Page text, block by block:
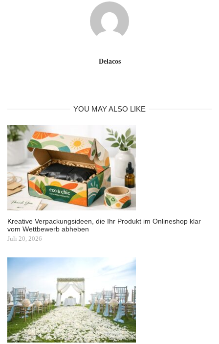
Delacos
YOU MAY ALSO LIKE
Kreative Verpackungsideen, die Ihr Produkt im Onlineshop klar
vom Wettbewerb abheben
Juli 20, 2026